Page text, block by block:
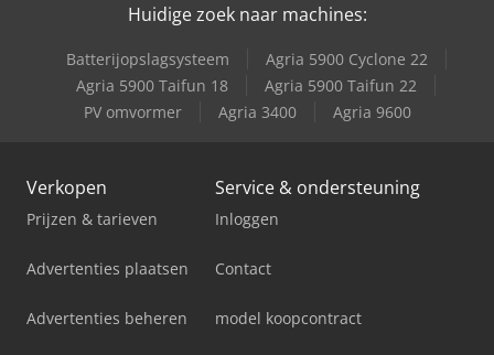
Huidige zoek naar machines:
Batterijopslagsysteem
Agria 5900 Cyclone 22
Agria 5900 Taifun 18
Agria 5900 Taifun 22
PV omvormer
Agria 3400 Agria 9600
Verkopen
Prijzen & tarieven
Advertenties plaatsen
Advertenties beheren
Service & ondersteuning
Inloggen
Contact
model koopcontract